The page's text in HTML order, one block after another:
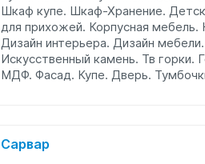
Шкаф купе. Шкаф-Хранение.
для прихожей. Корпусная
Дизайн интерьера. Дизайн
Искусственный камень. Тв
МДФ. Фасад. Купе. Дверь.
Сарвар